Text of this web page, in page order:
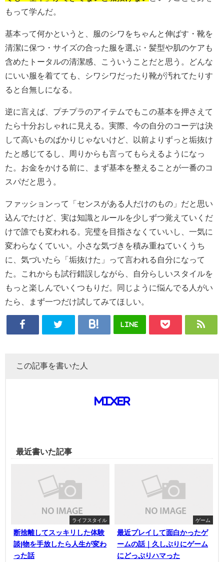
もって学んだ。
基本って何かというと、服のシワをちゃんと伸ばす・靴を
清潔に保つ・サイズの合った服を選ぶ・髪型や肌のケアも
含めたトータルの清潔感、こういうことだと思う。どんな
にいい服を着てても、シワシワだったり靴が汚れてたりす
ると台無しになる。
逆に言えば、プチプラのアイテムでもこの基本を押さえて
たら十分おしゃれに見える。実際、今の自分のコーデは決
して高いものばかりじゃないけど、以前よりずっと垢抜け
たと感じてるし、周りからも言ってもらえるようになっ
た。お金をかける前に、まず基本を整えることが一番のコ
スパだと思う。
ファッションって「センスがある人だけのもの」だと思い
込んでたけど、実は知識とルールを少しずつ覚えていくだ
けで誰でも変われる。完璧を目指さなくていいし、一気に
変わらなくていい。小さな気づきを積み重ねていくうち
に、気づいたら「垢抜けた」って言われる自分になって
た。これからも試行錯誤しながら、自分らしいスタイルを
もっと楽しんでいくつもりだ。同じように悩んでる人がい
たら、まず一つだけ試してみてほしい。
LINE
この記事を書いた人
mixer
最近書いた記事
ライフスタイル
断捨離してスッキリした体験
談|物を手放したら人生が変わ
った話
ゲーム
最近プレイして面白かったゲ
ームの話｜久しぶりにゲーム
にどっぷりハマった